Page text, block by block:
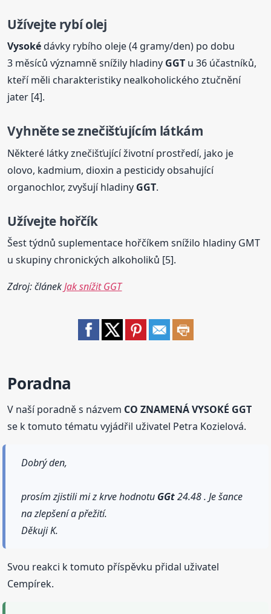
Užívejte rybí olej
Vysokédávky rybího oleje (4 gramy/den) po dobu
3 měsíců významně snížily hladiny GGT u 36 účastníků,
kteří měli charakteristiky nealkoholického ztučnění
jater [4].
Vyhněte se znečišťujícím látkám
Některé látky znečišťující životní prostředí, jako je
olovo, kadmium, dioxin a pesticidy obsahující
organochlor, zvyšují hladiny GGT.
Užívejte hořčík
Šest týdnů suplementace hořčíkem snížilo hladiny GMT
u skupiny chronických alkoholiků [5].
Zdroj: článekJak snížit GGT
Poradna
V naší poradně s názvem CO ZNAMENÁ VYSOKÉ GGT
se k tomuto tématu vyjádřil uživatel Petra Kozielová.
Dobrý den,
prosím zjistili mi z krve hodnotu GGt24.48 . Je šance
na zlepšení a přežití.
Děkuji K.
Svou reakci k tomuto příspěvku přidal uživatel
Cempírek.